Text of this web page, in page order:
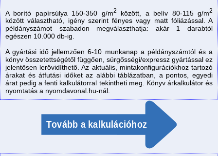
A borító papírsúlya 150-350 g/m2 között, a belív 80-115 g/m2
között választható, igény szerint fényes vagy matt fóliázással. A
példányszámot szabadon megválaszthatja: akár 1 darabtól
egészen 10.000 db-ig.
A gyártási idő jellemzően 6-10 munkanap a példányszámtól és a
könyv összetettségétől függően, sürgősségi/expressz gyártással ez
jelentősen lerövidíthető. Az aktuális, mintakonfigurációkhoz tartozó
árakat és átfutási időket az alábbi táblázatban, a pontos, egyedi
árat pedig a fenti kalkulátorral tekintheti meg. Könyv árkalkulátor és
nyomtatás a nyomdavonal.hu-nál.